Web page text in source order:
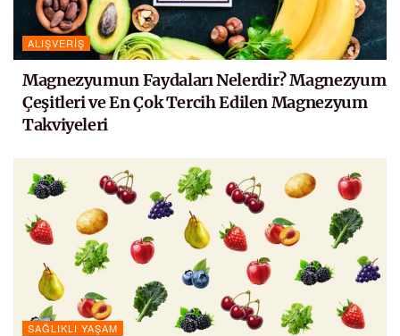
ALIŞVERIŞ
Magnezyumun Faydaları Nelerdir? Magnezyum
Çeşitleri ve En Çok Tercih Edilen Magnezyum
Takviyeleri
SAĞLIKLI YAŞAM